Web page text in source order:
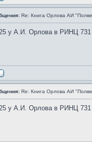
Re: Книга Орлова АИ
у А.И. Орлова в РИНЦ 731
Re: Книга Орлова АИ
у А.И. Орлова в РИНЦ 731